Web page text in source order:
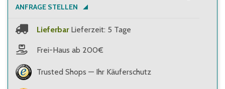
ANFRAGE STELLEN
Lieferbar Lieferzeit: 5 Tage
Frei-Haus ab 200€
Trusted Shops — Ihr Käuferschutz